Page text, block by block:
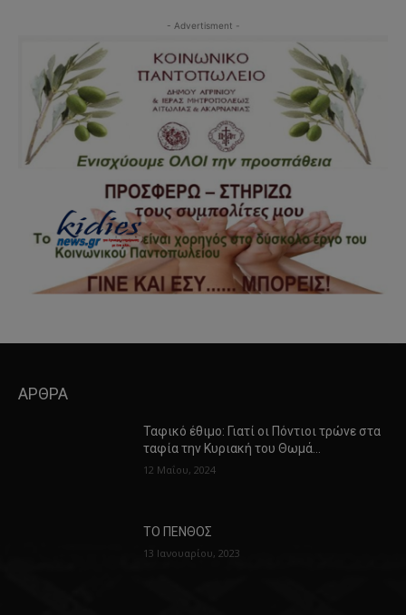
- Advertisment -
ΑΡΘΡΑ
Ταφικό έθιμο: Γιατί οι Πόντιοι τρώνε στα
ταφία την Κυριακή του Θωμά…
12 Μαΐου, 2024
ΤΟ ΠΕΝΘΟΣ
13 Ιανουαρίου, 2023